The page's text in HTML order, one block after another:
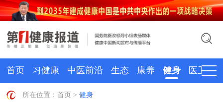
首页 习健康 中医前沿 生态 康养 健身 医卫
所在位置：首页 >健身